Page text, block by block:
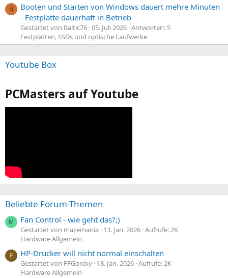
B
Booten und Starten von Windows dauert mehre Minuten
- Festplatte dauerhaft in Betrieb
Gestartet von Baltic76 05. Juli 2026 Antworten: 5
Festplatten, SSDs und optische Laufwerke
Youtube Box
PCMasters auf Youtube
Beliebte Forum-Themen
M Fan Control - wie geht das?;)
Gestartet von mazemania 13. Jan. 2026 Aufrufe: 2K
Hardware Allgemein
F HP-Drucker will nicht normal einschalten
Gestartet von FFGorcky 18. Jan. 2026 Aufrufe: 2K
Hardware Allgemein